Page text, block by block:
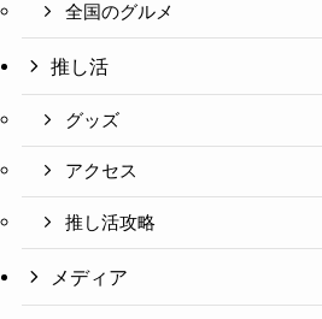
全国のグルメ
推し活
グッズ
アクセス
推し活攻略
メディア